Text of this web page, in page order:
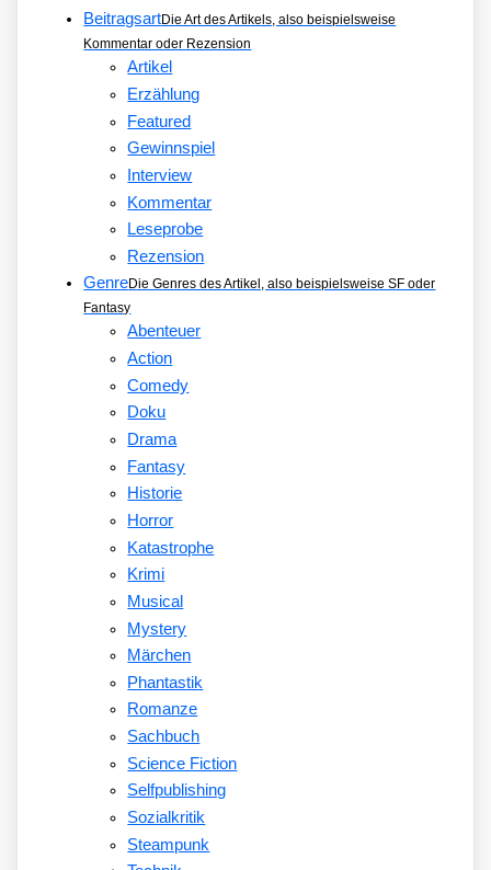
BeitragsartDie Art des Artikels, also beispielsweise
Kommentar oder Rezension
Artikel
Erzählung
Featured
Gewinnspiel
Interview
Kommentar
Leseprobe
Rezension
GenreDie Genres des Artikel, also beispielsweise SF oder
Fantasy
Abenteuer
Action
Comedy
Doku
Drama
Fantasy
Historie
Horror
Katastrophe
Krimi
Musical
Mystery
Märchen
Phantastik
Romanze
Sachbuch
Science Fiction
Selfpublishing
Sozialkritik
Steampunk